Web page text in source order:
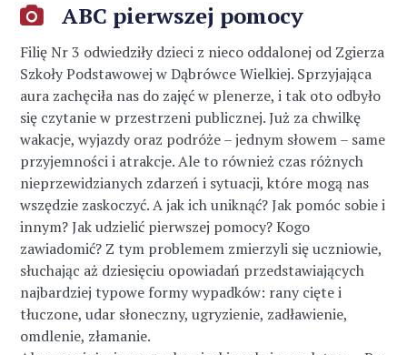
ABC pierwszej pomocy
Filię Nr 3 odwiedziły dzieci z nieco oddalonej od Zgierza
Szkoły Podstawowej w Dąbrówce Wielkiej. Sprzyjająca
aura zachęciła nas do zajęć w plenerze, i tak oto odbyło
się czytanie w przestrzeni publicznej. Już za chwilkę
wakacje, wyjazdy oraz podróże – jednym słowem – same
przyjemności i atrakcje. Ale to również czas różnych
nieprzewidzianych zdarzeń i sytuacji, które mogą nas
wszędzie zaskoczyć. A jak ich uniknąć? Jak pomóc sobie i
innym? Jak udzielić pierwszej pomocy? Kogo
zawiadomić? Z tym problemem zmierzyli się uczniowie,
słuchając aż dziesięciu opowiadań przedstawiających
najbardziej typowe formy wypadków: rany cięte i
tłuczone, udar słoneczny, ugryzienie, zadławienie,
omdlenie, złamanie.